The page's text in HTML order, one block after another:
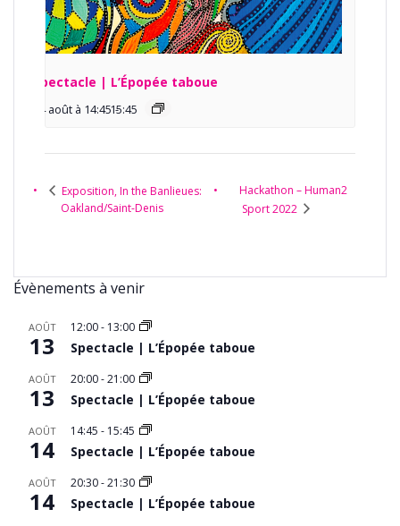
Spectacle | L’Épopée taboue
14 août à 14:45 -
15:45
Exposition, In the Banlieues:
Oakland/Saint-Denis
Hackathon – Human2
Sport 2022
Évènements à venir
AOÛT
13
12:00- 13:00
Spectacle | L’Épopée taboue
AOÛT
13
20:00-21:00
Spectacle | L’Épopée taboue
AOÛT
14
14:45 - 15:45
Spectacle | L’Épopée taboue
AOÛT
14
20:30-21:30
Spectacle | L’Épopée taboue